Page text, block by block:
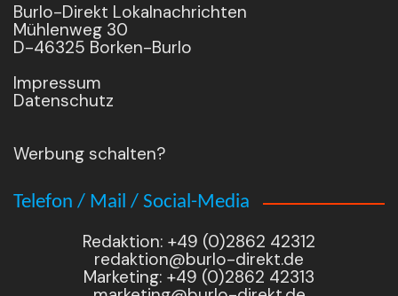
Burlo-Direkt Lokalnachrichten
Mühlenweg 30
D-46325 Borken-Burlo
Impressum
Datenschutz
Werbung schalten?
Telefon / Mail / Social-Media
Redaktion: +49 (0)2862 42312
redaktion@burlo-direkt.de
Marketing: +49 (0)2862 42313